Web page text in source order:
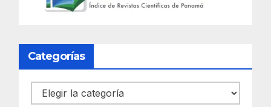
Categorías
Categorías